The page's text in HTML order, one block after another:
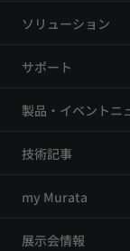
ソリューション
サポート
製品・イベントニ
技術記事
my Murata
展示会情報